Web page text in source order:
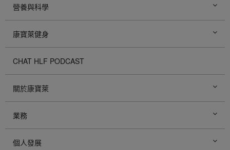
營養與科學
康寶萊健身
CHAT HLF PODCAST
關於康寶萊
業務
個人發展